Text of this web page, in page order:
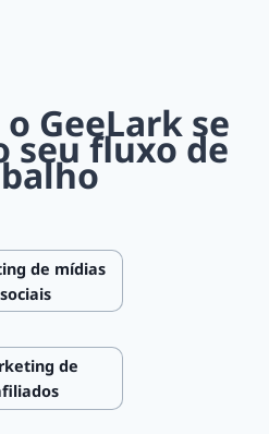
GeeLark se
seu fluxo de
de mídias
sociais
de